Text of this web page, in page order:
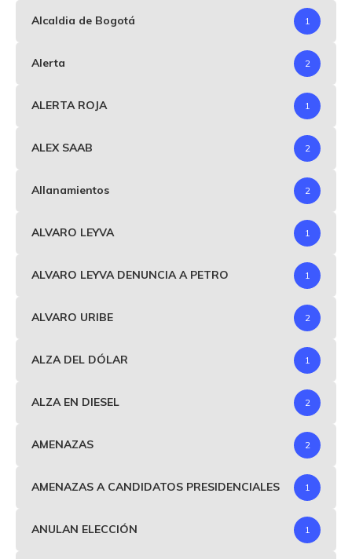
Alcaldia de Bogotá 1
Alerta 2
ALERTA ROJA 1
ALEX SAAB 2
Allanamientos 2
ALVARO LEYVA 1
ALVARO LEYVA DENUNCIA A PETRO 1
ALVARO URIBE 2
ALZA DEL DÓLAR 1
ALZA EN DIESEL 2
AMENAZAS 2
AMENAZAS A CANDIDATOS PRESIDENCIALES 1
ANULAN ELECCIÓN 1